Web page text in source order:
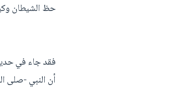
حظ الشيطان
فقد جاء في
أن النبي -صلى